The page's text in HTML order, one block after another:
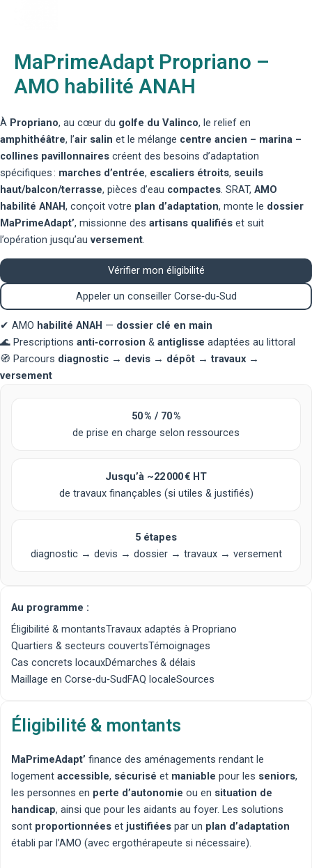
MaPrimeAdapt Propriano –
AMO habilité ANAH
À Propriano, au cœur du golfe du Valinco, le relief en
amphithéâtre, l’air salin et le mélange centre ancien – marina –
collines pavillonnaires créent des besoins d’adaptation
spécifiques : marches d’entrée, escaliers étroits, seuils
haut/balcon/terrasse, pièces d’eau compactes. SRAT, AMO
habilité ANAH, conçoit votre plan d’adaptation, monte le dossier
MaPrimeAdapt’, missionne des artisans qualifiés et suit
l’opération jusqu’au versement.
Vérifier mon éligibilité
Appeler un conseiller Corse‑du‑Sud
✔ AMO habilité ANAH — dossier clé en main
🌊 Prescriptions anti‑corrosion & antiglisse adaptées au littoral
🧭 Parcours diagnostic → devis → dépôt → travaux →
versement
50 % / 70 %
de prise en charge selon ressources
Jusqu’à ~22 000 € HT
de travaux finançables (si utiles & justifiés)
5 étapes
diagnostic → devis → dossier → travaux → versement
Au programme :
Éligibilité & montantsTravaux adaptés à Propriano
Quartiers & secteurs couvertsTémoignages
Cas concrets locauxDémarches & délais
Maillage en Corse‑du‑SudFAQ localeSources
Éligibilité & montants
MaPrimeAdapt’ finance des aménagements rendant le
logement accessible, sécurisé et maniable pour les seniors,
les personnes en perte d’autonomie ou en situation de
handicap, ainsi que pour les aidants au foyer. Les solutions
sont proportionnéeset justifiéespar un plan d’adaptation
établi par l’AMO (avec ergothérapeute si nécessaire).